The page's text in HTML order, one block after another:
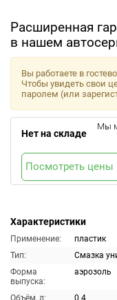
Расширенная
в нашем
Характеристики
Применение:
пластик
Тип:
Смазка
Форма
выпуска:
аэрозоль
Объём, л:
0.4
Вы работаете в
Чтобы увидеть свои
паролем (или
Нет на складе
Мы
Посмотреть цены